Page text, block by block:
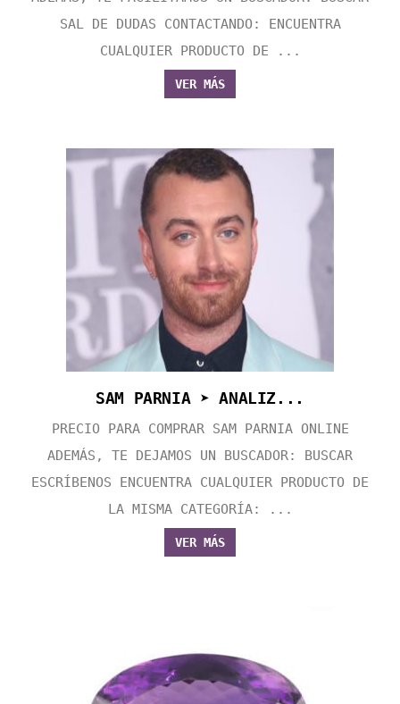
SAL DE DUDAS CONTACTANDO: ENCUENTRA
CUALQUIER PRODUCTO DE ...
VER MÁS
SAM PARNIA ➤ ANALIZ...
PRECIO PARA COMPRAR SAM PARNIA ONLINE
ADEMÁS, TE DEJAMOS UN BUSCADOR: BUSCAR
ESCRÍBENOS ENCUENTRA CUALQUIER PRODUCTO DE
LA MISMA CATEGORÍA: ...
VER MÁS